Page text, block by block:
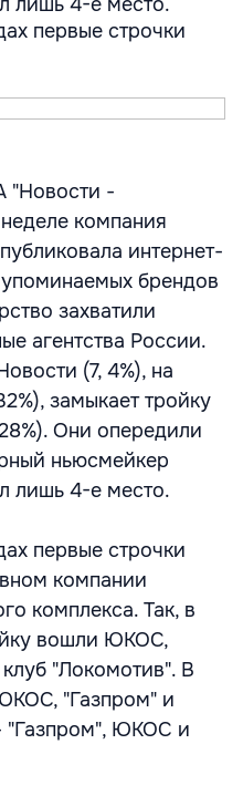
первые строчки
"Новости -
компания
интернет-
брендов
захватили
агентства России.
(7, 4%), на
замыкает тройку
Они опередили
ньюсмейкер
лишь 4-е место.
первые строчки
компании
комплекса. Так, в
вошли ЮКОС,
"Локомотив". В
"Газпром" и
"Газпром", ЮКОС и